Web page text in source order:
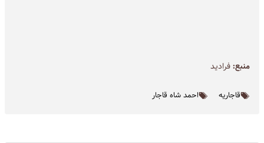
منبع:فرادید
قاجاریه احمد شاه قاجار